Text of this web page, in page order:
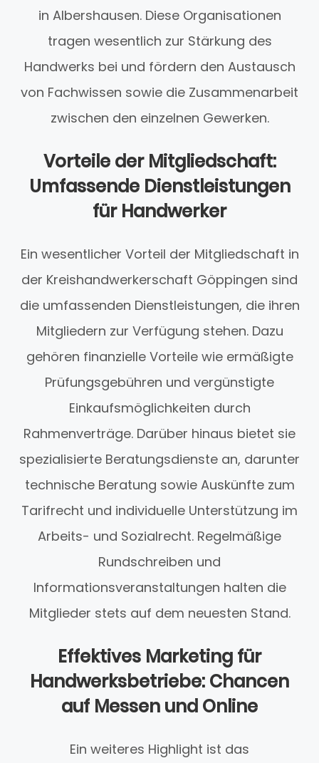
in Albershausen. Diese Organisationen
tragen wesentlich zur Stärkung des
Handwerks bei und fördern den Austausch
von Fachwissen sowie die Zusammenarbeit
zwischen den einzelnen Gewerken.
Vorteile der Mitgliedschaft:
Umfassende Dienstleistungen
für Handwerker
Ein wesentlicher Vorteil der Mitgliedschaft in
der Kreishandwerkerschaft Göppingen sind
die umfassenden Dienstleistungen, die ihren
Mitgliedern zur Verfügung stehen. Dazu
gehören finanzielle Vorteile wie ermäßigte
Prüfungsgebühren und vergünstigte
Einkaufsmöglichkeiten durch
Rahmenverträge. Darüber hinaus bietet sie
spezialisierte Beratungsdienste an, darunter
technische Beratung sowie Auskünfte zum
Tarifrecht und individuelle Unterstützung im
Arbeits- und Sozialrecht. Regelmäßige
Rundschreiben und
Informationsveranstaltungen halten die
Mitglieder stets auf dem neuesten Stand.
Effektives Marketing für
Handwerksbetriebe: Chancen
auf Messen und Online
Ein weiteres Highlight ist das